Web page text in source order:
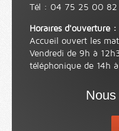
Tél : 04 75 25 00 82
Horaires d'ouverture :
Accueil ouvert les
Vendredi de 9h à
téléphonique de 14h
Nous